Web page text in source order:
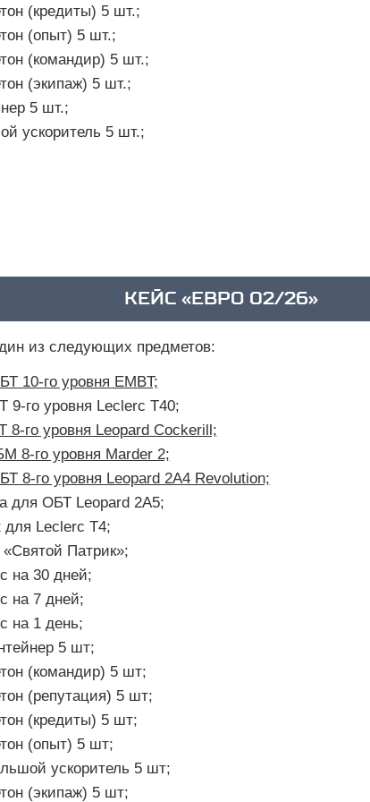
(кредиты) 5 шт.;
(опыт) 5 шт.;
(командир) 5 шт.;
(экипаж) 5 шт.;
5 шт.;
ускоритель 5 шт.;
КЕЙС «ЕВРО 02/26»
из следующих предметов:
10-го уровня EMBT;
го уровня Leclerc T40;
го уровня Leopard Cockerill;
8-го уровня Marder 2;
8-го уровня Leopard 2A4 Revolution;
для ОБТ Leopard 2A5;
для Leclerc T4;
«Святой Патрик»;
на 30 дней;
на 7 дней;
на 1 день;
5 шт;
(командир) 5 шт;
(репутация) 5 шт;
(кредиты) 5 шт;
(опыт) 5 шт;
ускоритель 5 шт;
(экипаж) 5 шт;